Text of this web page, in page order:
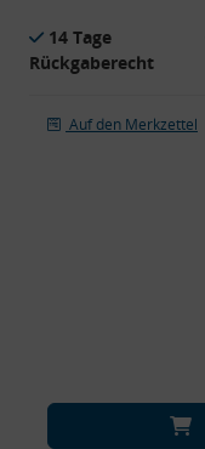
14 Tage
Rückgaberecht
Auf den Merkzettel